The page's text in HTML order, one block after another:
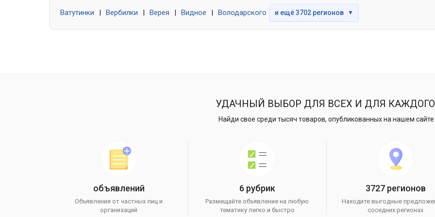
Ватутинки Вербилки Верея Видное Володарского и ещё 3702 регионов ▼
УДАЧНЫЙ ВЫБОР ДЛЯ ВСЕХ И ДЛЯ
Найди свое среди тысяч товаров, опубликованных на нашем сайте
объявлений
Объявления от частных лиц и
организаций
6 рубрик
Размещайте объявление на любую
тематику легко и быстро
3727 регионов
Находите выгодные
соседних регионах